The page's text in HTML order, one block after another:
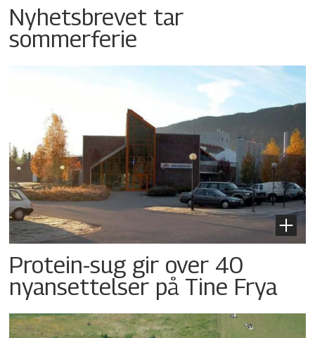
Nyhetsbrevet tar
sommerferie
Protein-sug gir over 40
nyansettelser på Tine Frya